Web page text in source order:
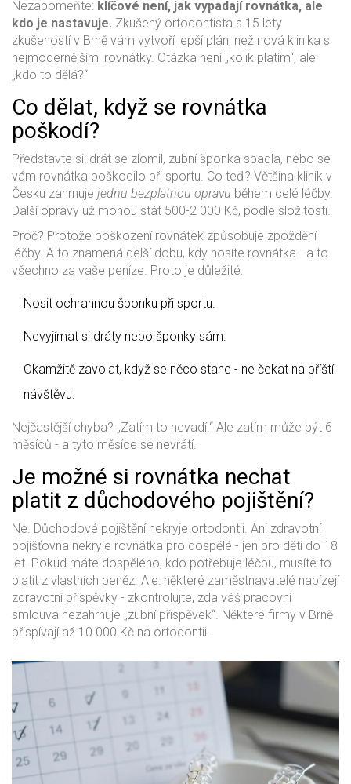
Nezapomeňte: klíčové není, jak vypadají rovnátka, ale
kdo je nastavuje. Zkušený ortodontista s 15 lety
zkušeností v Brně vám vytvoří lepší plán, než nová klinika s
nejmodernějšími rovnátky. Otázka není „kolik platím“, ale
„kdo to dělá?“
Co dělat, když se rovnátka
poškodí?
Představte si: drát se zlomil, zubní šponka spadla, nebo se
vám rovnátka poškodilo při sportu. Co teď? Většina klinik v
Česku zahrnuje jednu bezplatnou opravu během celé léčby.
Další opravy už mohou stát 500-2 000 Kč, podle složitosti.
Proč? Protože poškození rovnátek způsobuje zpoždění
léčby. A to znamená delší dobu, kdy nosíte rovnátka - a to
všechno za vaše peníze. Proto je důležité:
Nosit ochrannou šponku při sportu.
Nevyjímat si dráty nebo šponky sám.
Okamžitě zavolat, když se něco stane - ne čekat na příští
návštěvu.
Nejčastější chyba? „Zatím to nevadí.“ Ale zatím může být 6
měsíců - a tyto měsíce se nevrátí.
Je možné si rovnátka nechat
platit z důchodového pojištění?
Ne. Důchodové pojištění nekryje ortodontii. Ani zdravotní
pojišťovna nekryje rovnátka pro dospělé - jen pro děti do 18
let. Pokud máte dospělého, kdo potřebuje léčbu, musíte to
platit z vlastních peněz. Ale: některé zaměstnavatelé nabízejí
zdravotní příspěvky - zkontrolujte, zda váš pracovní
smlouva nezahrnuje „zubní příspěvek“. Některé firmy v Brně
přispívají až 10 000 Kč na ortodontii.